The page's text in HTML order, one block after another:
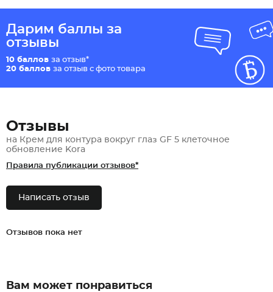
Дарим баллы за
отзывы
10 баллов за отзыв*
20 баллов за отзыв с фото товара
Отзывы
на Крем для контура вокруг глаз GF 5 клеточное
обновление Kora
Правила публикации отзывов*
Написать отзыв
Отзывов пока нет
Вам может понравиться